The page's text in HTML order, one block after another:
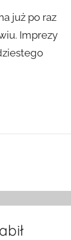
już po raz
Imprezy